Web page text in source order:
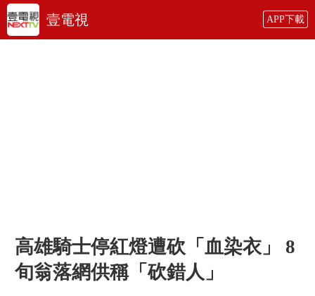
壹電視 APP下載
高雄騎士停紅燈遭砍「血染衣」 8
旬翁落網供稱「砍錯人」